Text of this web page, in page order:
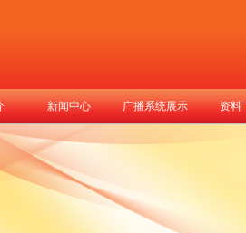
新闻中心 广播系统展示 资料